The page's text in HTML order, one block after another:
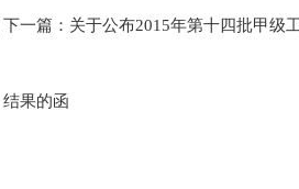
下一篇：关于公布2015年第十四批甲级
结果的函